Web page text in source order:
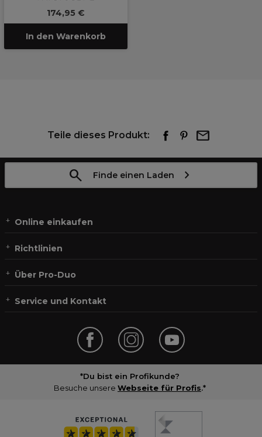
174,95 €
In den Warenkorb
Teile dieses Produkt:
Finde einen Laden
Online einkaufen
Richtlinien
Über Pro-Duo
Service und Kontakt
*Du bist ein Profikunde?
Besuche unsere Webseite für Profis.*